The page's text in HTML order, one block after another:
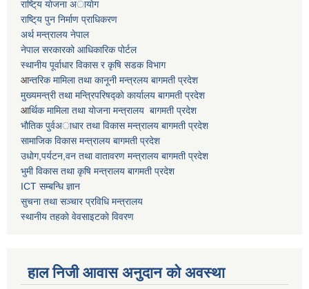
राष्टि्य याेजना अायाेग
राष्टि्य पुन निर्माण प्राधिकरण
अर्थ मन्त्रालय नेपाल
नेपाल सरकारको आधिकारिक पोर्टल
स्थानीय पूर्वाधार विकास र कृषि सडक विभाग
आन्तरिक मामिला तथा कानूनी मन्त्रलय बागमती प्रदेश
मुख्यमन्त्री तथा मन्त्रिपरिषद्काे कार्यालय बागमती प्रदेश
आर्थिक मामिला तथा याेजना मन्त्रालय बागमती प्रदेश
भाैतिक पुर्वअाधार तथा विकास मन्त्रालय बागमती प्रदेश
सामाजिक विकास मन्त्रालय बागमती प्रदेश
उधाेग,पर्यटन,वन तथा वातावरण मन्त्रालय बागमती प्रदेश
भुमी विकास तथा कृषि मन्त्रालय बागमती प्रदेश
ICT सम्बन्धि ज्ञान
सुचना तथा सञ्चार प्रविधि मन्त्रालय
स्थानीय तहकाे वेवसाइटकाे विवरण
हाल निजी आवास अनुदान काे अवस्था